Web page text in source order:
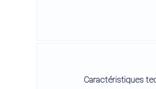
Caractéristiques